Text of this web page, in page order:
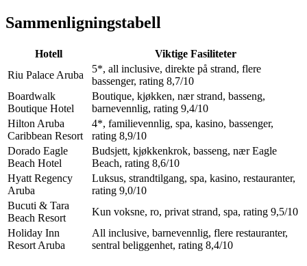
Sammenligningstabell
Hotell
Viktige Fasiliteter
Riu Palace Aruba
5*, all inclusive, direkte på strand, flere
bassenger, rating 8,7/10
Boardwalk
Boutique Hotel
Boutique, kjøkken, nær strand, basseng,
barnevennlig, rating 9,4/10
Hilton Aruba
Caribbean Resort
4*, familievennlig, spa, kasino, bassenger,
rating 8,9/10
Dorado Eagle
Beach Hotel
Budsjett, kjøkkenkrok, basseng, nær Eagle
Beach, rating 8,6/10
Hyatt Regency
Aruba
Luksus, strandtilgang, spa, kasino, restauranter,
rating 9,0/10
Bucuti & Tara
Beach Resort
Kun voksne, ro, privat strand, spa, rating 9,5/10
Holiday Inn
Resort Aruba
All inclusive, barnevennlig, flere restauranter,
sentral beliggenhet, rating 8,4/10